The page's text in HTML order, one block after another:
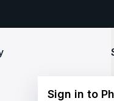
Sign in to